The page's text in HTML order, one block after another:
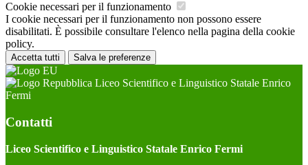
Cookie necessari per il funzionamento
I cookie necessari per il funzionamento non possono essere
disabilitati. È possibile consultare l'elenco nella pagina della cookie
policy.
Accetta tutti Salva le preferenze
Liceo Scientifico e Linguistico Statale Enrico
Fermi
Contatti
Liceo Scientifico e Linguistico Statale Enrico Fermi